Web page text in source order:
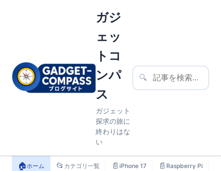
ガジ
ェッ
トコ
ンパ
ス
ガジェット
探求の旅に
終わりはな
い
🔍
🏠ホーム 📂 カテゴリ一覧 📄 iPhone 17 📄 Raspberry Pi